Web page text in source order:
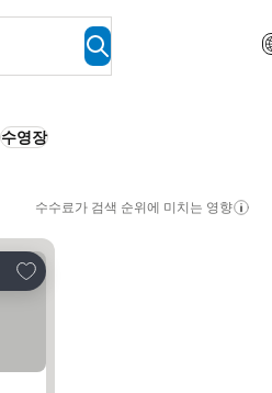
수영장
수수료가 검색 순위에 미치는 영향
즐겨찾기에 추가